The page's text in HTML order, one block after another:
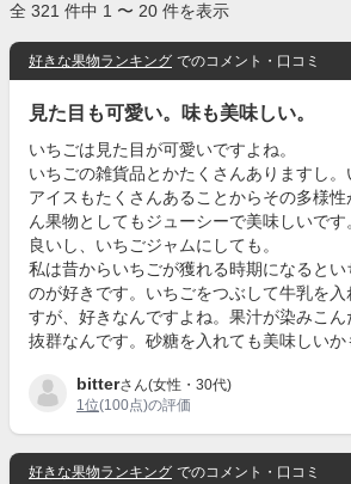
全 321 件中 1 〜 20 件を表示
好きな果物ランキング でのコメント・口コミ
見た目も可愛い。味も美味しい。
いちごは見た目が可愛いですよね。
いちごの雑貨品とかたくさんありますし
アイスもたくさんあることからその多様
ん果物としてもジューシーで美味しいで
良いし、いちごジャムにしても。
私は昔からいちごが獲れる時期になると
のが好きです。いちごをつぶして牛乳を
すが、好きなんですよね。果汁が染みこ
抜群なんです。砂糖を入れても美味しいか
bitterさん(女性・30代)
1位(100点)の評価
好きな果物ランキング でのコメント・口コミ